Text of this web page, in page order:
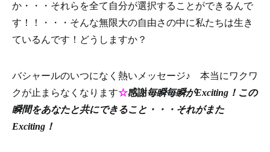
か・・・それらを全て自分が選択することができるんで
す！！・・・そんな無限大の自由さの中に私たちは生き
ているんです！どうしますか？
バシャールのいつになく熱いメッセージ♪ 本当にワクワ
クが止まらなくなります☆感謝毎瞬毎瞬がExciting！この
瞬間をあなたと共にできること・・・それがまた
Exciting！